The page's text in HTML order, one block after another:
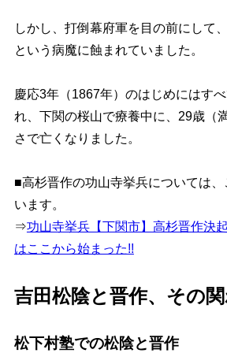
しかし、打倒幕府軍を目の前にして
という病魔に蝕まれていました。
慶応3年（1867年）のはじめにはす
れ、下関の桜山で療養中に、 29歳（
さで亡くなりました 。
■高杉晋作の功山寺挙兵については
います。
⇒功山寺挙兵【下関市】高杉晋作決
はここから始まった!!
吉田松陰と晋作、その関
松下村塾での松陰と晋作